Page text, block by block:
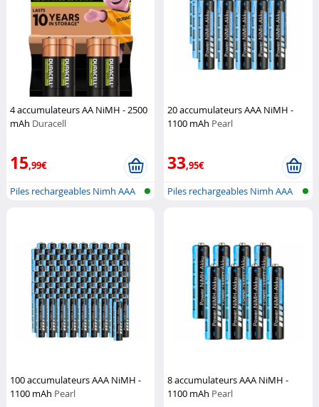
4 accumulateurs AA NiMH - 2500
mAh Duracell
15,99€
Piles rechargeables Nimh AAA
20 accumulateurs AAA NiMH -
1100 mAh Pearl
33,95€
Piles rechargeables Nimh AAA
100 accumulateurs AAA NiMH -
1100 mAh Pearl
8 accumulateurs AAA NiMH -
1100 mAh Pearl